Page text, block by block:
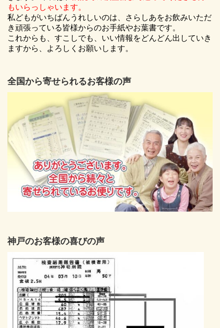
もいらっしゃいます。
私どもがいちばんうれしいのは、さらしあをお飲みいただ
き頑張っている皆様からのお手紙やお葉書です。
これからも、すこしでも、いい情報をどんどん出していき
ますから、よろしくお願いします。
全国から寄せられるお客様の声
神戸のお客様の喜びの声